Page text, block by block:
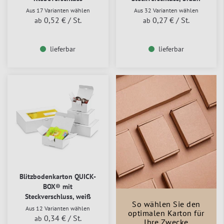
Aus 17 Varianten wählen
ab 0,52 € / St.
lieferbar
Aus 32 Varianten wählen
ab 0,27 € / St.
lieferbar
Blitzbodenkarton QUICK-
BOX® mit
Steckverschluss, weiß
Aus 12 Varianten wählen
ab 0,34 € / St.
So wählen Sie den
optimalen Karton für
Ihre Zwecke